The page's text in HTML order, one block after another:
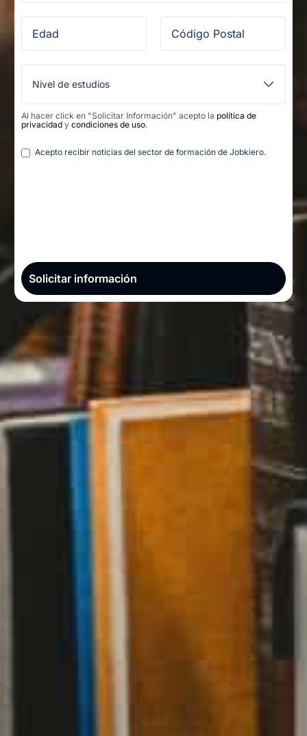
Al hacer click en "Solicitar Información" acepto la política de
privacidad y condiciones de uso.
Legal
Acepto recibir noticias del sector de formación de Jobkiero.